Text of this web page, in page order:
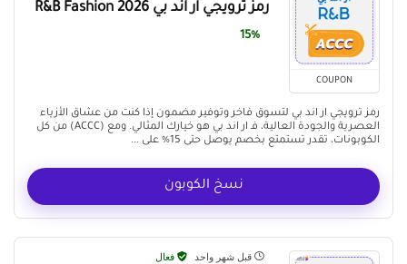
COUPON
رمز ترويجي ار اند بي R&B Fashion 2026
15%
رمز ترويجي ار اند بي لتسوق فاخر وتوفير مضمون إذا كنت من عشاق الأزياء
العصرية والجودة العالية، فـ ار اند بي هو خيارك المثالي. ومع (ACCC) من كل
الكوبونات، تقدر تستمتع بخصم يوصل حتى 15% على ...
نسخ الكوبون
قبل شهر واحد فعال